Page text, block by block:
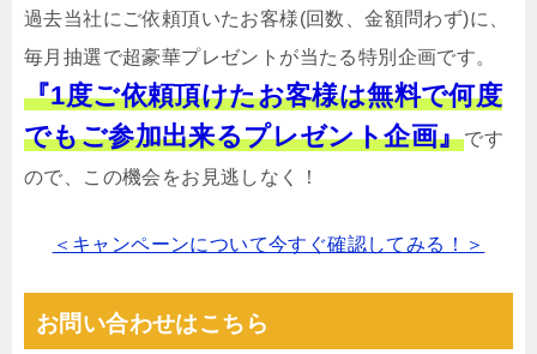
過去当社にご依頼頂いたお客様(回数、金額問わず)に、
毎月抽選で超豪華プレゼントが当たる特別企画です。
『1度ご依頼頂けたお客様は無料で何度
でもご参加出来るプレゼント企画』です
ので、この機会をお見逃しなく！
＜キャンペーンについて今すぐ確認してみる！＞
お問い合わせはこちら